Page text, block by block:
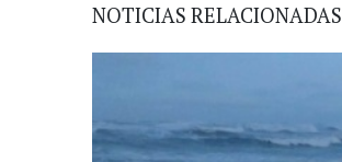
NOTICIAS RELACIONADAS